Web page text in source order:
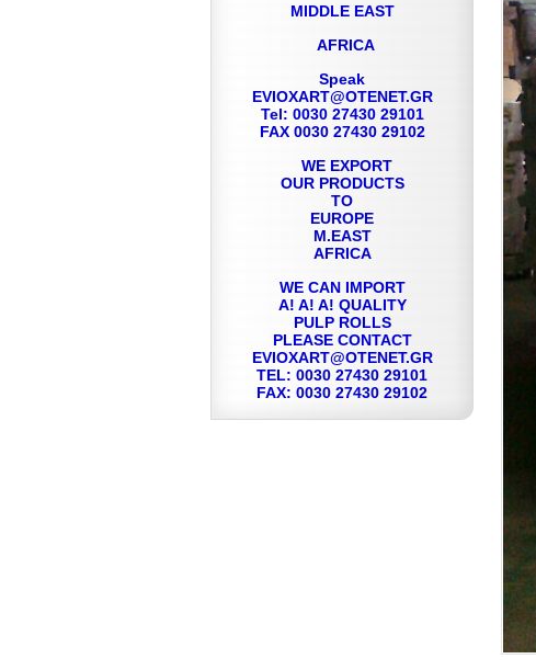
MIDDLE EAST
AFRICA
Speak
EVIOXART@OTENET.GR
Tel: 0030 27430 29101
FAX 0030 27430 29102
WE EXPORT
OUR PRODUCTS
TO
EUROPE
M.EAST
AFRICA
WE CAN IMPORT
A! A! A! QUALITY
PULP ROLLS
PLEASE CONTACT
EVIOXART@OTENET.GR
TEL: 0030 27430 29101
FAX: 0030 27430 29102